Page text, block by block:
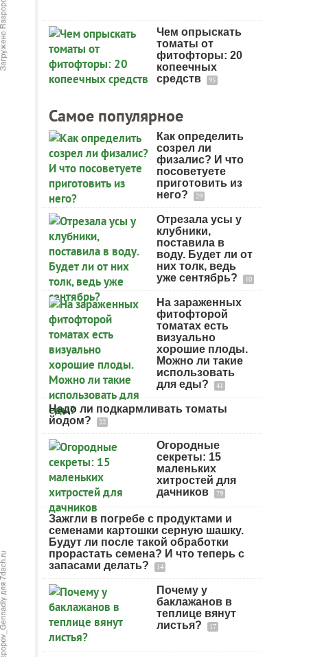
Чем опрыскать
томаты от
фитофторы: 20
копеечных
средств
95
Самое популярное
Как определить
созрел ли
физалис? И что
посоветуете
приготовить из
него?
29
Отрезала усы у
клубники,
поставила в
воду. Будет ли от
них толк, ведь
уже сентябрь?
10
На зараженных
фитофторой
томатах есть
визуально
хорошие плоды.
Можно ли такие
использовать
для еды?
41
Надо ли подкармливать томаты
йодом?
22
Огородные
секреты: 15
маленьких
хитростей для
дачников
79
Зажгли в погребе с продуктами и
семенами картошки серную шашку.
Будут ли после такой обработки
прорастать семена? И что теперь с
запасами делать?
14
Почему у
баклажанов в
теплице вянут
листья?
17